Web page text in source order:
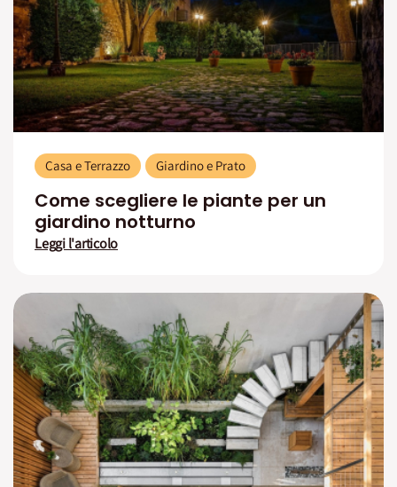
Casa e Terrazzo Giardino e Prato
Come scegliere le piante per un
giardino notturno
Leggi l'articolo